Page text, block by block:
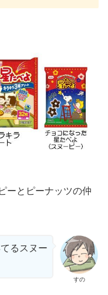
ーとピーナッツの仲
すの
るスヌー